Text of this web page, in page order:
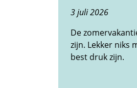
3 juli 2026
De
zijn. Lekker niks
best druk zijn.